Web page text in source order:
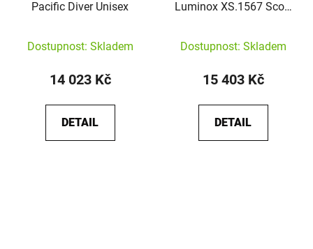
Pacific Diver Unisex
Dostupnost: Skladem
14 023 Kč
DETAIL
Luminox XS.1567 Scott
Dostupnost: Skladem
15 403 Kč
DETAIL